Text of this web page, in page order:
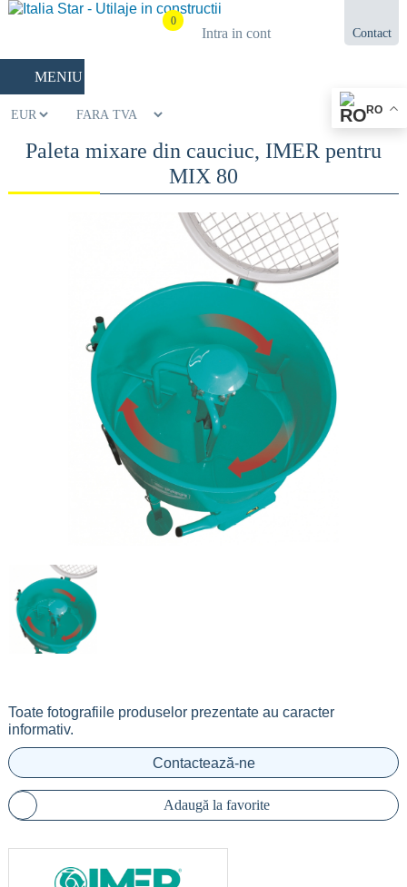
0
Intra in cont Contact
MENIU
Paleta mixare din cauciuc, IMER pentru
MIX 80
Toate fotografiile produselor prezentate au caracter
informativ.
Contactează-ne
Adaugă la favorite
RO